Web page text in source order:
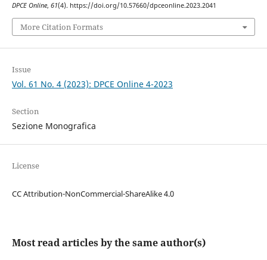
DPCE Online, 61(4). https://doi.org/10.57660/dpceonline.2023.2041
More Citation Formats
Issue
Vol. 61 No. 4 (2023): DPCE Online 4-2023
Section
Sezione Monografica
License
CC Attribution-NonCommercial-ShareAlike 4.0
Most read articles by the same author(s)